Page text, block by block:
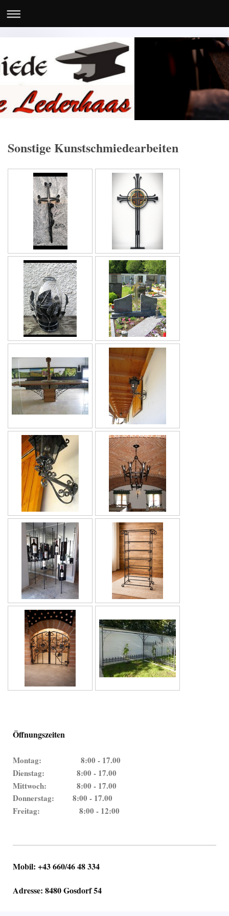
Sonstige Kunstschmiedearbeiten
Öffnungszeiten
Montag: 8:00 - 17.00
Dienstag:
8:00 - 17.00
Mittwoch: 8:00 - 17.00
Donnerstag:
8:00 - 17.00
Freitag: 8:00 - 12:00
Mobil: +43 660/46 48 334
Adresse: 8480 Gosdorf 54